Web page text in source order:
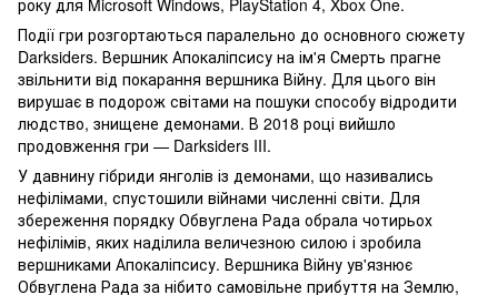
Події гри розгортаються паралельно до основного сюжету
Darksiders. Вершник Апокаліпсису на ім'я Смерть прагне
звільнити від покарання вершника Війну. Для цього він
вирушає в подорож світами на пошуки способу відродити
людство, знищене демонами. В 2018 році вийшло
продовження гри — Darksiders III.
У давнину гібриди янголів із демонами, що називались
нефілімами, спустошили війнами численні світи. Для
збереження порядку Обвуглена Рада обрала чотирьох
нефілімів, яких наділила величезною силою і зробила
вершниками Апокаліпсису. Вершника Війну ув'язнює
Обвуглена Рада за нібито самовільне прибуття на Землю,